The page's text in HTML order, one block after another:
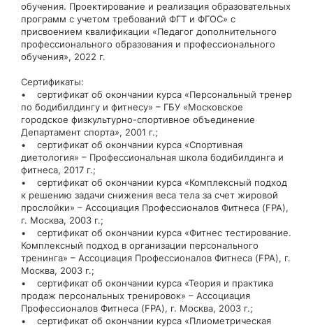
обучения. Проектирование и реализация образовательных
программ с учетом требований ФГТ и ФГОС» с
присвоением квалификации «Педагог дополнительного
профессионального образования и профессионального
обучения», 2022 г.
Сертификаты:
• сертификат об окончании курса «Персональный тренер
по бодибилдингу и фитнесу» – ГБУ «Московское
городское физкультурно-спортивное объединение
Департамент спорта», 2001 г.;
• сертификат об окончании курса «Спортивная
диетология» – Профессиональная школа бодибилдинга и
фитнеса, 2017 г.;
• сертификат об окончании курса «Комплексный подход
к решению задачи снижения веса тела за счет жировой
прослойки» – Ассоциация Профессионалов Фитнеса (FPA),
г. Москва, 2003 г.;
• сертификат об окончании курса «Фитнес тестирование.
Комплексный подход в организации персонального
тренинга» – Ассоциация Профессионалов Фитнеса (FPA), г.
Москва, 2003 г.;
• сертификат об окончании курса «Теория и практика
продаж персональных тренировок» – Ассоциация
Профессионалов Фитнеса (FPA), г. Москва, 2003 г.;
• сертификат об окончании курса «Плиометрическая